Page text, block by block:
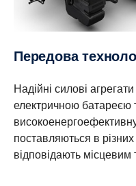
Передова
Надійні силові
електричною
поставляються в
відповідають